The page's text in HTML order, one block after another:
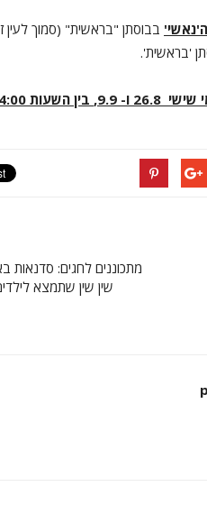
בבוסתן "בראשית" (סמוך לעין
'בראשית'.
שישי 26.8 ו- 9.9, בין השעות 09:00-14:00
מתכוננים לחגים: סדנאות
שין שין שתמצא